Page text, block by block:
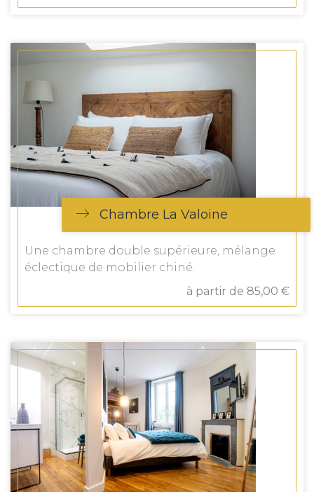
Chambre La Valoine
Une chambre double supérieure, mélange
éclectique de mobilier chiné.
à partir de 85,00 €